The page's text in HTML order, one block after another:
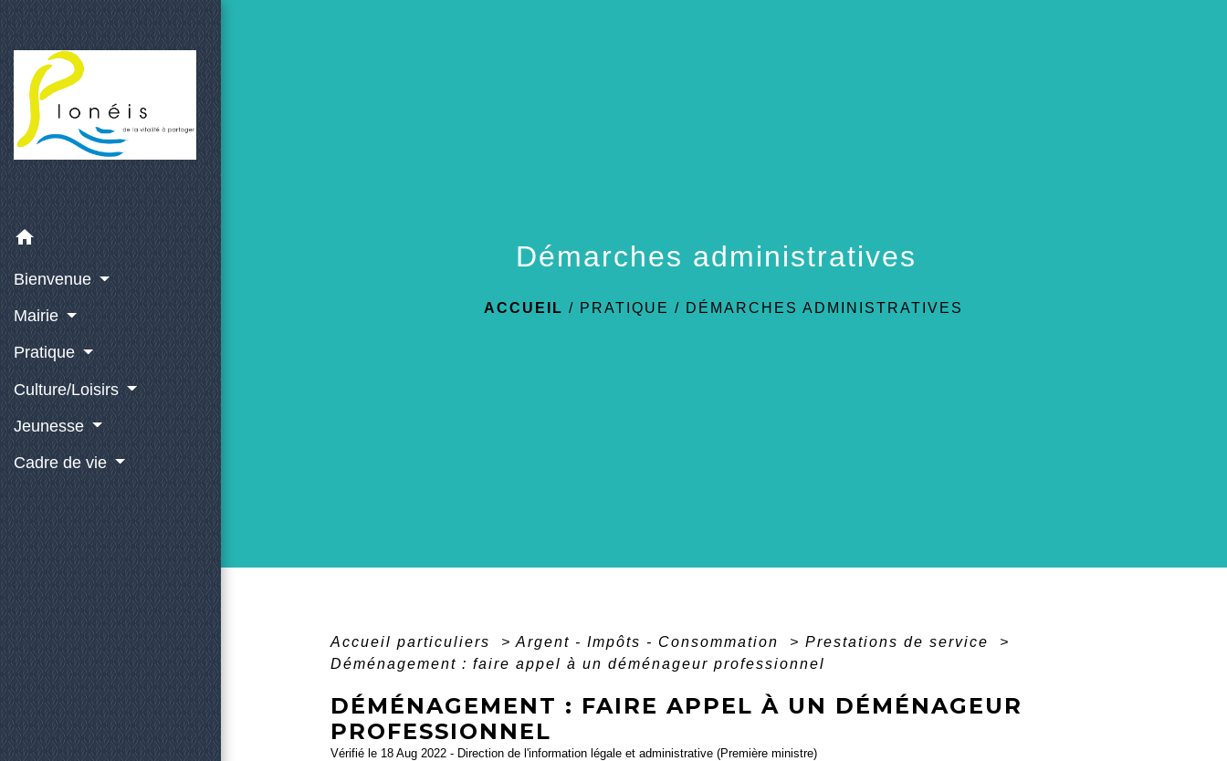
home
Bienvenue
Mairie
Pratique
Culture/Loisirs
Jeunesse
Cadre de vie
Démarches administratives
ACCUEIL / PRATIQUE / DÉMARCHES ADMINISTRATIVES
Accueil particuliers > Argent - Impôts - Consommation > Prestations de service
>
Déménagement : faire appel à un déménageur professionnel
DÉMÉNAGEMENT : FAIRE APPEL À UN DÉMÉNAGEUR
PROFESSIONNEL
Vérifié le 18 Aug 2022 - Direction de l'information légale et administrative (Première ministre)